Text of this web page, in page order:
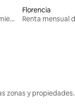
Renta mensual de alojamientos
Florencia
zonas y propiedades.